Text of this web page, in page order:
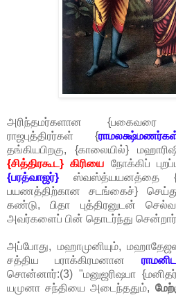
அரிந்தமர்களான
ராஜபுத்திரர்கள் {
தங்கியபிறகு, {காலையில்}
{சித்திரகூட} கிரியை நோக்கிப்
{பரத்வாஜர்} ஸ்வஸ்த்யயனத்தை
பயணத்திற்கான சடங்கைச்}
கண்டு, பிதா புத்திரனுடன்
அவர்களைப் பின் தொடர்ந்து
அப்போது, மஹாமுனியும்,
சத்திய பராக்கிரமனான
சொன்னார்:(3) "மனுஜரிஷபா
யமுனா சந்தியை அடைந்ததும்,